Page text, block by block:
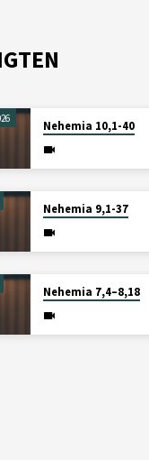
Nehemia 10,1-40
Nehemia 9,1-37
Nehemia 7,4–8,18